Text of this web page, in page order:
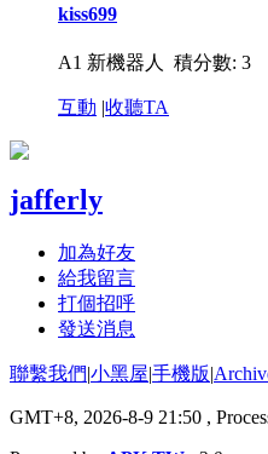
kiss699
A1 新機器人 積分數: 3
互動 |收聽TA
jafferly
加為好友
給我留言
打個招呼
發送消息
聯繫我們|小黑屋|手機版|
GMT+8, 2026-8-9 21:50 ,